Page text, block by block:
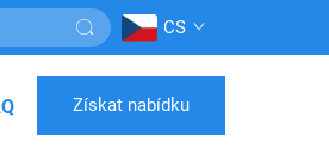
CS
Získat nabídku